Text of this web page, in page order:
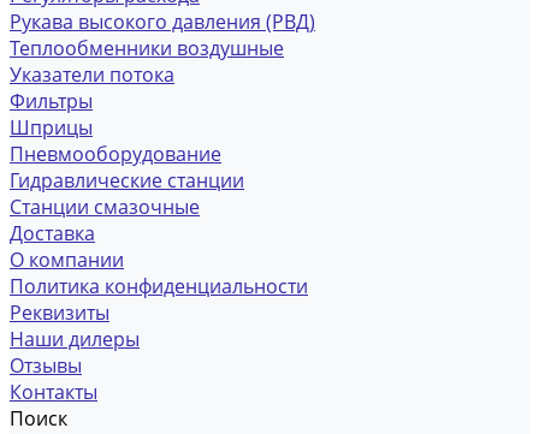
Рукава высокого давления (РВД)
Теплообменники воздушные
Указатели потока
Фильтры
Шприцы
Пневмооборудование
Гидравлические станции
Станции смазочные
Доставка
О компании
Политика конфиденциальности
Реквизиты
Наши дилеры
Отзывы
Контакты
Поиск